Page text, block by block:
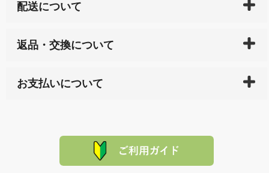
配送について
天ペイ」の方はご注文受付後）、 長崎県下全域に点在
サイト内で購入された商品の送料は、こちらの
全国送
れの生産メーカーからお客様の元へ直送いたしますの
で、 それぞれ個別に送料が必要になります。
返品・交換について
または配送途中の 事故などで不都合が生じている場合
品代金を返金いたします。）
その際は誠に申し訳ありませんが、当協会までご注文
お支払いについて
た場合、お客様からの ご入金を確認した後で、商品を